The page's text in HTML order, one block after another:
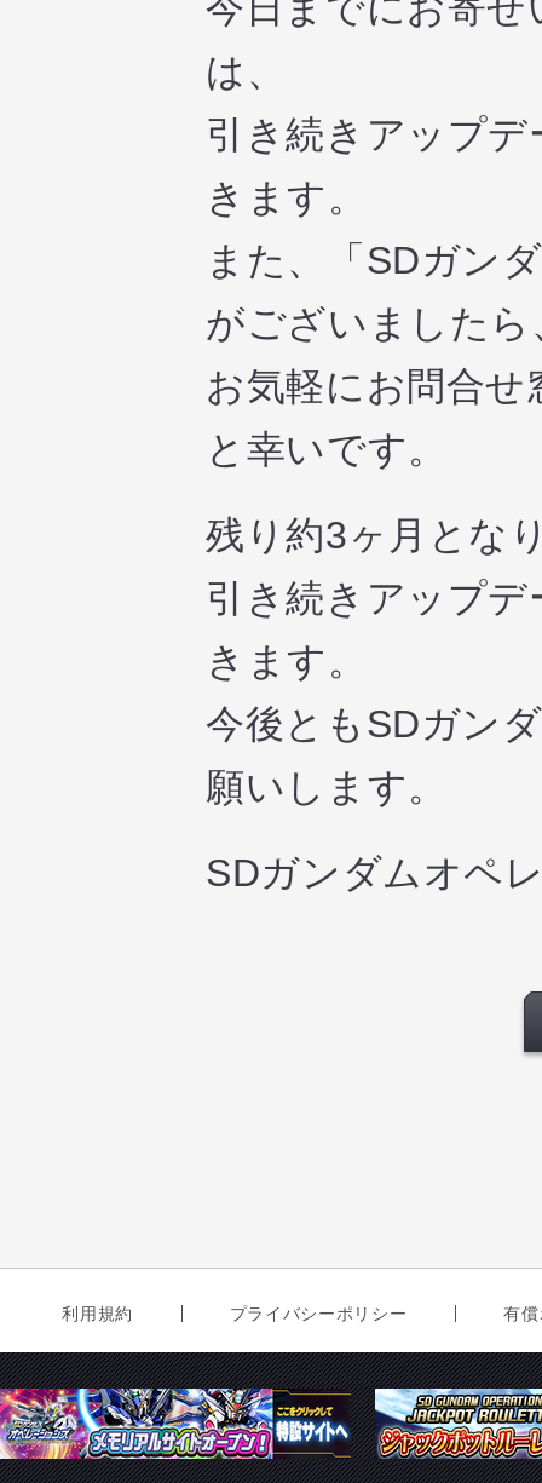
は、
引き続きアップ
きます。
また、「SDガン
がございましたら
お気軽にお問合
と幸いです。
残り約3ヶ月とな
引き続きアップ
きます。
今後ともSDガン
願いします。
SDガンダムオペ
利用規約 プライバシーポリシー 有